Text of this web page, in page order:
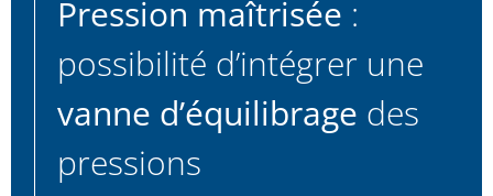
Pression maîtrisée :
possibilité d’intégrer une
vanne d’équilibrage des
pressions